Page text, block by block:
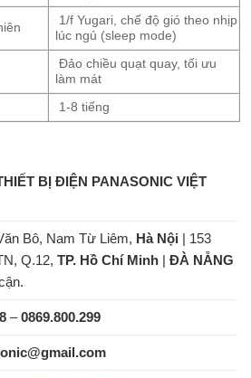
1/f Yugari, chế độ gió theo nhịp
lúc ngủ (sleep mode)
Đảo chiều quạt quay, tối ưu
làm mát
1-8 tiếng
BỊ ĐIỆN PANASONIC VIỆT
Bô, Nam Từ Liêm, Hà Nội | 153
Q.12, TP. Hồ Chí Minh | ĐÀ NẴNG
–0869.800.299